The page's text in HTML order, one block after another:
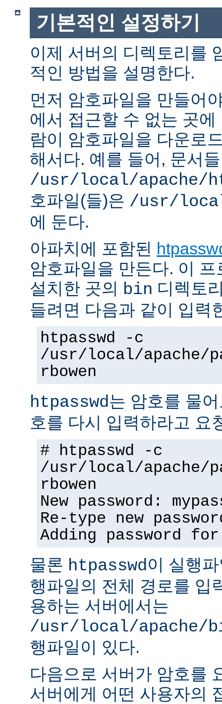
기본적인 설정하기
이제 서버의 디렉토리를
적인 방법을 설명한다.
먼저 암호파일을 만들어
에서 접근할 수 없는 곳
람이 암호파일을 다운로
해서다. 예를 들어, 문서
/usr/local/apache/
호파일(들)은 /usr/
에 둔다.
아파치에 포함된
암호파일을 만든다. 이
설치한 곳의 bin 디렉토
들려면 다음과 같이 입력
htpasswd -c
/usr/local/apache/
rbowen
htpasswd는 암호를 물
호를 다시 입력하라고 요
# htpasswd -c
/usr/local/apache/
rbowen
New password:
Re-type new
Adding password
물론 htpasswd이 실행
행파일의 전체 경로를 입
용하는 서버에서는
/usr/local/apache/
행파일이 있다.
다음으로 서버가 암호를
서버에게 어떤 사용자의